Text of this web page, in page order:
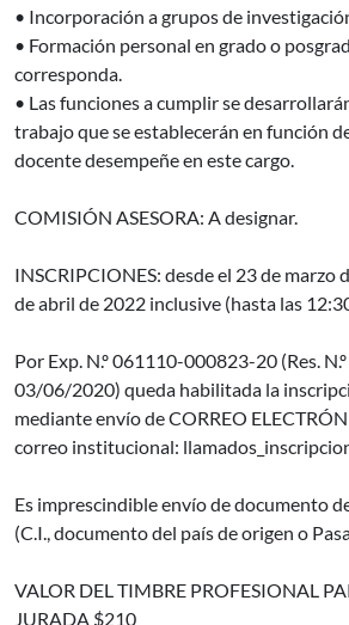
• Incorporación a grupos de
• Formación personal en grado o
corresponda.
• Las funciones a cumplir se
trabajo que se establecerán en función
docente desempeñe en este cargo.
COMISIÓN ASESORA: A designar.
INSCRIPCIONES: desde el 23 de marzo
de abril de 2022 inclusive (hasta las
Por Exp. N.º 061110-000823-20 (Res.
03/06/2020) queda habilitada la
mediante envío de CORREO
correo institucional:
Es imprescindible envío de documento
(C.I., documento del país de origen o
VALOR DEL TIMBRE PROFESIONAL
JURADA $210